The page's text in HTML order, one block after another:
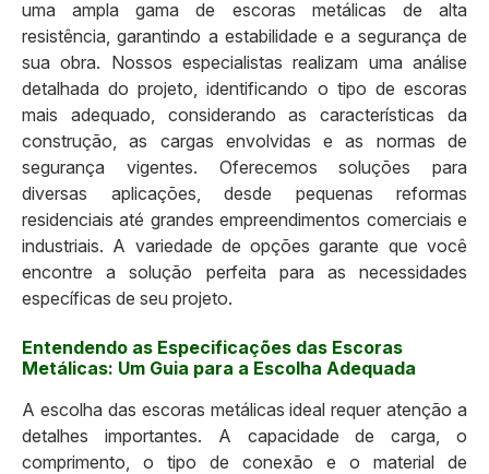
uma ampla gama de escoras metálicas de alta
resistência, garantindo a estabilidade e a segurança de
sua obra. Nossos especialistas realizam uma análise
detalhada do projeto, identificando o tipo de escoras
mais adequado, considerando as características da
construção, as cargas envolvidas e as normas de
segurança vigentes. Oferecemos soluções para
diversas aplicações, desde pequenas reformas
residenciais até grandes empreendimentos comerciais e
industriais. A variedade de opções garante que você
encontre a solução perfeita para as necessidades
específicas de seu projeto.
Entendendo as Especificações das Escoras
Metálicas: Um Guia para a Escolha Adequada
A escolha das escoras metálicas ideal requer atenção a
detalhes importantes. A capacidade de carga, o
comprimento, o tipo de conexão e o material de